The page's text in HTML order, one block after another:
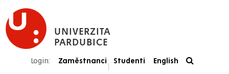
Přejít
hlavnímu
UNIVERZITA
PARDUBICE
Login: Zaměstnanci
|
Studenti English